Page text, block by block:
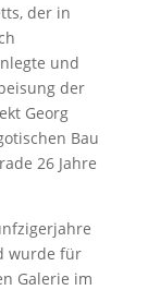
der in
und
der
Georg
Bau
26 Jahre
wurde für
Galerie im